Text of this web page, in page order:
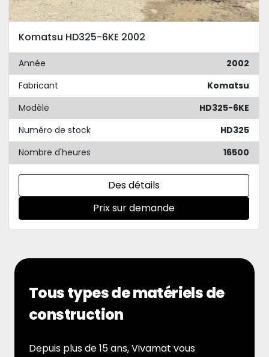
Komatsu HD325-6KE 2002
Année
2002
Fabricant
Komatsu
Modèle
HD325-6KE
Numéro de stock
HD325
Nombre d'heures
16500
Des détails
Prix sur demande
Tous types de matériels de
construction
Depuis plus de 15 ans, Vivamat vous